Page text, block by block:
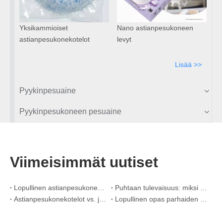
Yksikammioiset
astianpesukonekotelot
Nano astianpesukoneen
levyt
Lisää >>
Pyykinpesuaine
Pyykinpesukoneen pesuaine
Viimeisimmät uutiset
Lopullinen astianpesukoneen pesuaineiden opas: Pods vs. Tabletit vs. Jauhe
Puhtaan tulevaisuus: miksi kasvipohjaiset astianpesukonekotelot ovat trendikkäitä vuonna 2026
Astianpesukonekotelot vs. jauhe: Asiantuntijaopas parhaan pesuaineen valitsemiseen
Lopullinen opas parhaiden astianpesukonekapseleiden valitsemiseen lasiesineille ja herkille esineille